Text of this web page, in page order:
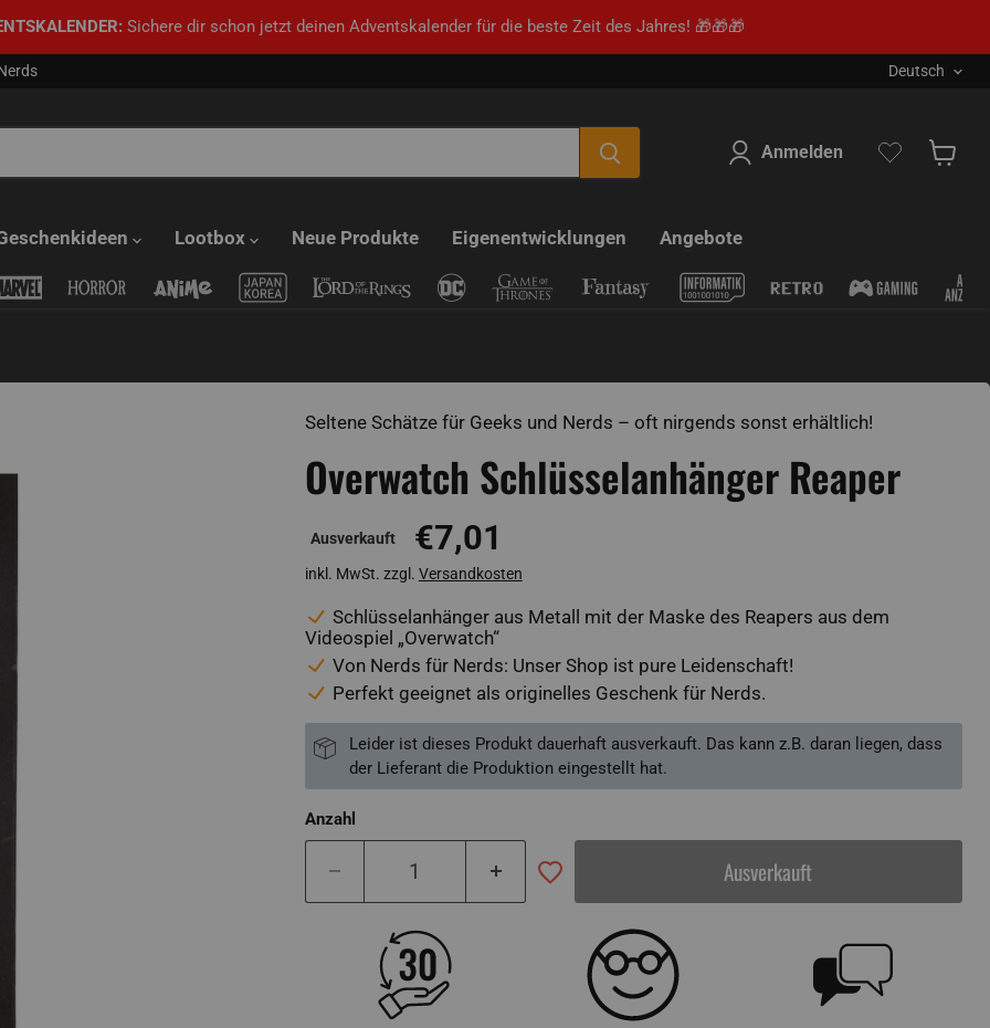
Sichere dir schon jetzt deinen Adventskalender für die beste Zeit des Jahres! 🎁🎁🎁
Sprache
Deutsch
Anmelden
Lootbox Neue Produkte Eigenentwicklungen Angebote
Seltene Schätze für Geeks und Nerds – oft nirgends sonst erhältlich!
Overwatch Schlüsselanhänger Reaper
Ausverkauft €7,01
inkl. MwSt. zzgl. Versandkosten
Schlüsselanhänger aus Metall mit der Maske des Reapers aus dem
Videospiel „Overwatch“
Von Nerds für Nerds: Unser Shop ist pure Leidenschaft!
Perfekt geeignet als originelles Geschenk für Nerds.
Leider ist dieses Produkt dauerhaft ausverkauft. Das kann z.B. daran liegen, dass
der Lieferant die Produktion eingestellt hat.
Anzahl
Ausverkauft